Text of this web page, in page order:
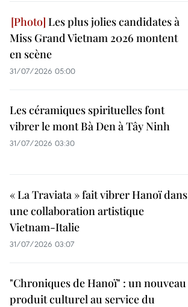
Les plus jolies candidates à
Miss Grand Vietnam 2026 montent
en scène
31/07/2026 05:00
Les céramiques spirituelles font
vibrer le mont Bà Den à Tây Ninh
31/07/2026 03:30
« La Traviata » fait vibrer Hanoï dans
une collaboration artistique
Vietnam-Italie
31/07/2026 03:07
"Chroniques de Hanoï" : un nouveau
produit culturel au service du